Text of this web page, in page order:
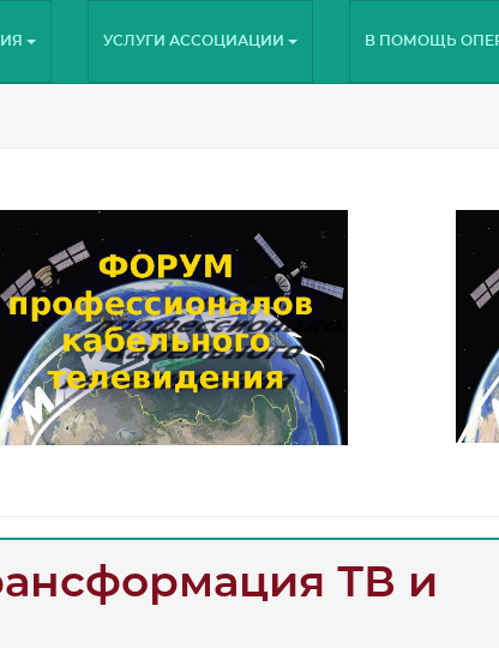
УСЛУГИ АССОЦИАЦИИ В ПОМОЩЬ
ТВ и